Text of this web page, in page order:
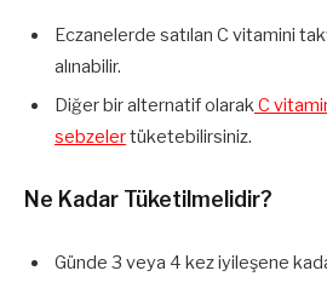
Eczanelerde satılan C vitamini
alınabilir.
Diğer bir alternatif olarakC
sebzelertüketebilirsiniz.
Ne Kadar Tüketilmelidir?
Günde 3 veya 4 kez iyileşene